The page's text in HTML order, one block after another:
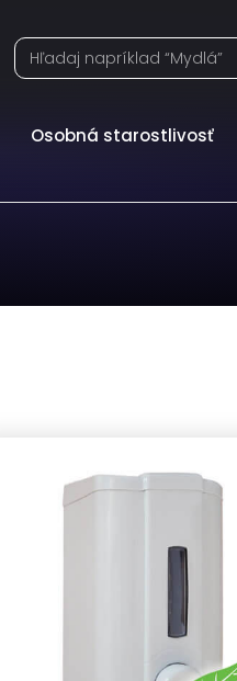
Osobná starostlivosť